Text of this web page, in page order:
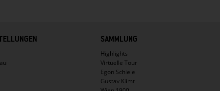
SAMMLUNG
Highlights
Virtuelle Tour
Egon Schiele
Gustav Klimt